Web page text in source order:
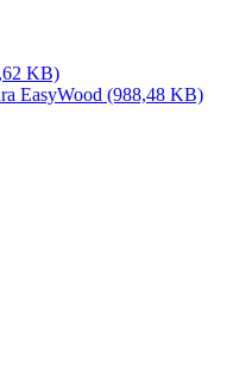
KB)
EasyWood (988,48 KB)